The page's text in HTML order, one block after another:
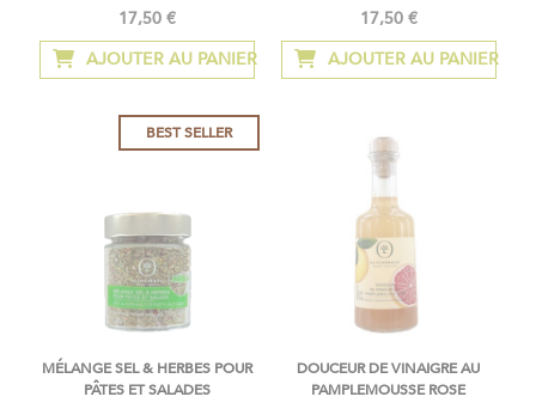
17,50 €
AJOUTER AU PANIER
17,50 €
AJOUTER AU PANIER
BEST SELLER
MÉLANGE SEL & HERBES POUR
PÂTES ET SALADES
DOUCEUR DE VINAIGRE AU
PAMPLEMOUSSE ROSE